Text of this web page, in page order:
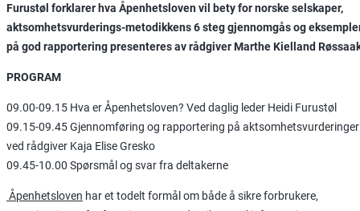
Furustøl forklarer hva Åpenhetsloven vil bety for norske selskaper,
aktsomhetsvurderings-metodikkens 6 steg gjennomgås og
på god rapportering presenteres av rådgiver Marthe Kielland
PROGRAM
09.00-09.15 Hva er Åpenhetsloven? Ved daglig leder Heidi Furustøl
09.15-09.45 Gjennomføring og rapportering på aktsomhetsvurderinger
ved rådgiver Kaja Elise Gresko
09.45-10.00 Spørsmål og svar fra deltakerne
Åpenhetsloven har et todelt formål om både å sikre forbrukere,